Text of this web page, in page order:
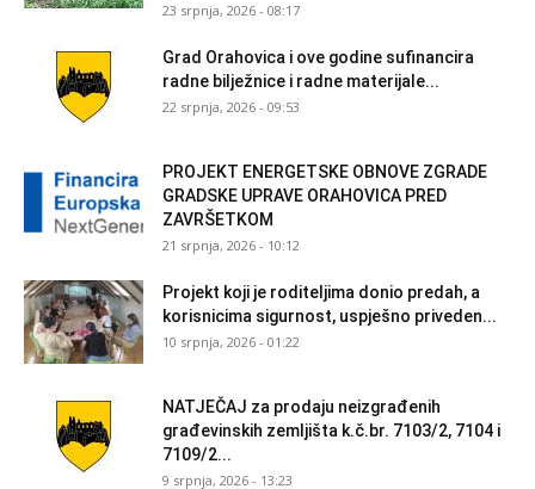
23 srpnja, 2026 - 08:17
Grad Orahovica i ove godine sufinancira
radne bilježnice i radne materijale...
22 srpnja, 2026 - 09:53
PROJEKT ENERGETSKE OBNOVE ZGRADE
GRADSKE UPRAVE ORAHOVICA PRED
ZAVRŠETKOM
21 srpnja, 2026 - 10:12
Projekt koji je roditeljima donio predah, a
korisnicima sigurnost, uspješno priveden...
10 srpnja, 2026 - 01:22
NATJEČAJ za prodaju neizgrađenih
građevinskih zemljišta k.č.br. 7103/2, 7104 i
7109/2...
9 srpnja, 2026 - 13:23